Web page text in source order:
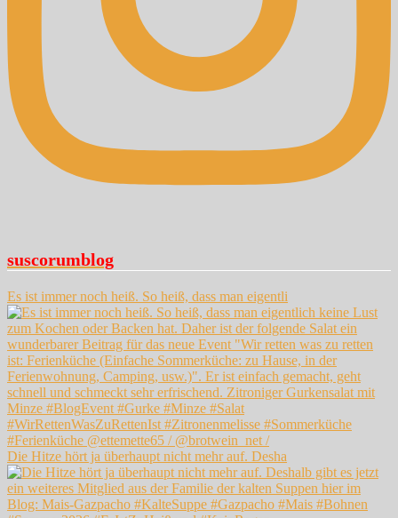
suscorumblog
Es ist immer noch heiß. So heiß, dass man eigentli
Die Hitze hört ja überhaupt nicht mehr auf. Desha